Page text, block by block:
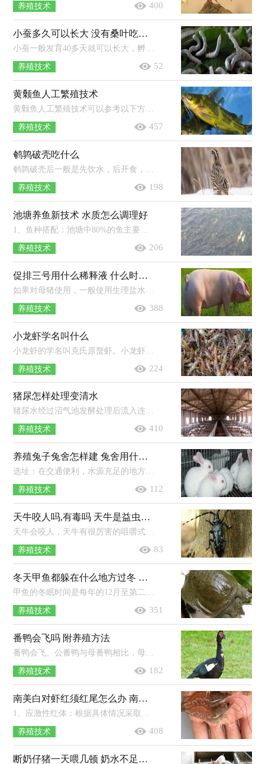
养殖技术 400
小蚕多久可以长大 没有桑叶吃可以吃什么
养殖技术 52
黄颡鱼人工繁殖技术
养殖技术 457
鹌鹑破壳吃什么
养殖技术 198
池塘养鱼新技术 水质怎么调理好
养殖技术 206
促排三号用什么稀释液 什么时候打合适
养殖技术 388
小龙虾学名叫什么
养殖技术 224
猪尿怎样处理变清水
猪尿水经过沼气池发酵处理后流入连续放置的3个过滤池净化，净化后先后抽入FXPF系列方型溶气气浮机进行抽泡处理和流入FXZ—A地埋式...
养殖技术 410
养殖兔子兔舍怎样建 兔舍用什么消毒好
选址：在交通便利，水源充足的地方建立兔舍，周边的环境要满足兔子的日常需求。建筑材料：要选择具有坚硬、结实、防潮、有完善的防水性能...
养殖技术 112
天牛咬人吗,有毒吗 天牛是益虫还是害虫
天牛会咬人，天牛有很厉害的咀嚼式口器，能咬开很硬的木头，所以是会咬人的，特别是捉的手法不对就可能被咬。天牛的唾液有毒性，被咬后立即...
养殖技术 83
冬天甲鱼都躲在什么地方过冬 放在家里能活多久
甲鱼的冬眠时间是每年的12月至第二年的3月，甲鱼冬眠一般会在向阳的浅水区和淤泥底度过。由于我国大部分地区冬天的温度都比较低，但...
养殖技术 351
番鸭会飞吗 附养殖方法
番鸭会飞。公番鸭与母番鸭相比，母番鸭能飞接近30-40m（体型较瘦小，羽毛完整的母番鸭，飞行距离更远），而公番鸭由于体重更大，飞行距离远不及...
养殖技术 182
南美白对虾红须红尾怎么办 南美白对虾和基围虾的区别
1、应激性红体：根据具体情况采取相应措施，若为缺氧，可以开启增氧机或使用增氧剂，若为氨氮以及亚硝酸盐含量过高，可以进行换水、改底。2...
养殖技术 408
断奶仔猪一天喂几顿 奶水不足吃什么下奶快